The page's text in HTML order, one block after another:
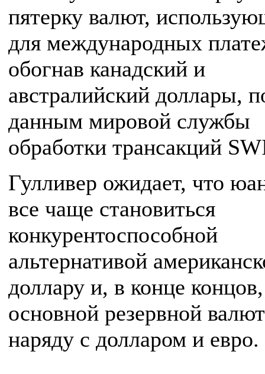
пятерку валют,
для международных
обогнав канадский и
австралийский доллары,
данным мировой службы
обработки трансакций
Гулливер ожидает, что
все чаще становиться
конкурентоспособной
альтернативой
доллару и, в конце
основной резервной
наряду с долларом и евро.